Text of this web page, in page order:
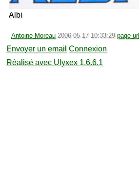
Albi
Antoine Moreau 2006-05-17 10:33:29 page url
Envoyer un email Connexion
Réalisé avec Ulyxex 1.6.6.1